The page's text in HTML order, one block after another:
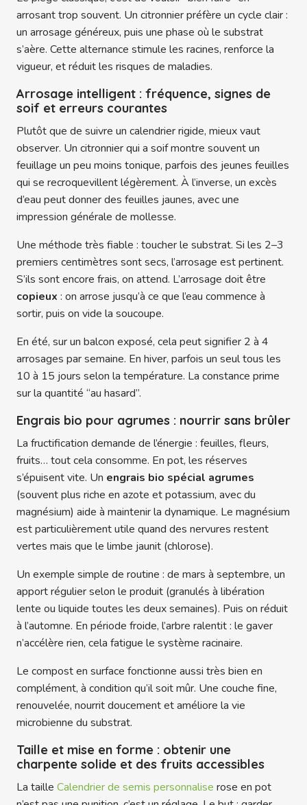
arrosant trop souvent. Un citronnier préfère un cycle clair :
un arrosage généreux, puis une phase où le substrat
s’aère. Cette alternance stimule les racines, renforce la
vigueur, et réduit les risques de maladies.
Arrosage intelligent : fréquence, signes de
soif et erreurs courantes
Plutôt que de suivre un calendrier rigide, mieux vaut
observer. Un citronnier qui a soif montre souvent un
feuillage un peu moins tonique, parfois des jeunes feuilles
qui se recroquevillent légèrement. À l’inverse, un excès
d’eau peut donner des feuilles jaunes, avec une
impression générale de mollesse.
Une méthode très fiable : toucher le substrat. Si les 2–3
premiers centimètres sont secs, l’arrosage est pertinent.
S’ils sont encore frais, on attend. L’arrosage doit être
copieux : on arrose jusqu’à ce que l’eau commence à
sortir, puis on vide la soucoupe.
En été, sur un balcon exposé, cela peut signifier 2 à 4
arrosages par semaine. En hiver, parfois un seul tous les
10 à 15 jours selon la température. La constance prime
sur la quantité “au hasard”.
Engrais bio pour agrumes : nourrir sans brûler
La fructification demande de l’énergie : feuilles, fleurs,
fruits… tout cela consomme. En pot, les réserves
s’épuisent vite. Un engrais bio spécial agrumes
(souvent plus riche en azote et potassium, avec du
magnésium) aide à maintenir la dynamique. Le magnésium
est particulièrement utile quand des nervures restent
vertes mais que le limbe jaunit (chlorose).
Un exemple simple de routine : de mars à septembre, un
apport régulier selon le produit (granulés à libération
lente ou liquide toutes les deux semaines). Puis on réduit
à l’automne. En période froide, l’arbre ralentit : le gaver
n’accélère rien, cela fatigue le système racinaire.
Le compost en surface fonctionne aussi très bien en
complément, à condition qu’il soit mûr. Une couche fine,
renouvelée, nourrit doucement et améliore la vie
microbienne du substrat.
Taille et mise en forme : obtenir une
charpente solide et des fruits accessibles
La taille Calendrier de semis personnalise rose en pot